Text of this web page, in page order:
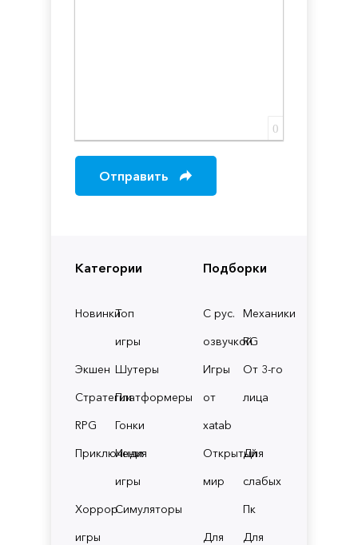
Категории
НовинкиТоп
игры
Экшен Шутеры
СтратегииПлатформеры
RPG
Гонки
Приключения
Инди
игры
Хоррор
игры
Симуляторы
Подборки
С рус.
озвучкой
Механики
RG
Игры
от
xatab
От 3-го
лица
Открытый
мир
Для
слабых
Пк
Для
Для
0
Отправить